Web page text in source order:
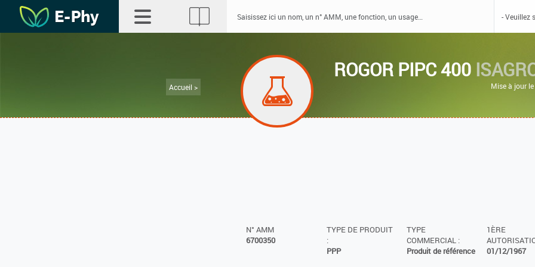
Accueil >
ROGOR PIPC 400
Mise à jour
N° AMM
6700350
TYPE DE PRODUIT
:
PPP
TYPE
COMMERCIAL :
Produit de référence
1ÈRE
01/12/1967